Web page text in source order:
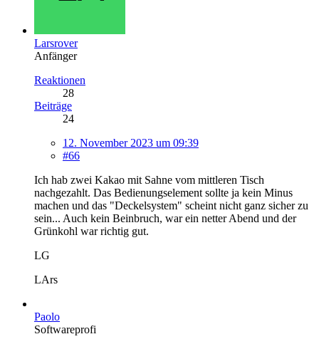
Larsrover
Anfänger
Reaktionen
28
Beiträge
24
12. November 2023 um 09:39
#66
Ich hab zwei Kakao mit Sahne vom mittleren Tisch
nachgezahlt. Das Bedienungselement sollte ja kein Minus
machen und das "Deckelsystem" scheint nicht ganz sicher zu
sein... Auch kein Beinbruch, war ein netter Abend und der
Grünkohl war richtig gut.
LG
LArs
Paolo
Softwareprofi